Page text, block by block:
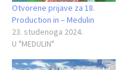
Otvorene prijave za 18.
Production in – Medulin
23. studenoga 2024.
U "MEDULIN"